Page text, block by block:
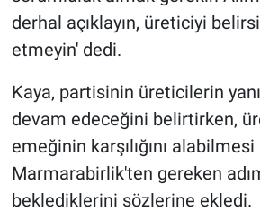
derhal açıklayın, üreticiyi
etmeyin' dedi.
Kaya, partisinin üreticilerin
devam edeceğini belirtirken,
emeğinin karşılığını
Marmarabirlik'ten gereken
beklediklerini sözlerine ekledi.